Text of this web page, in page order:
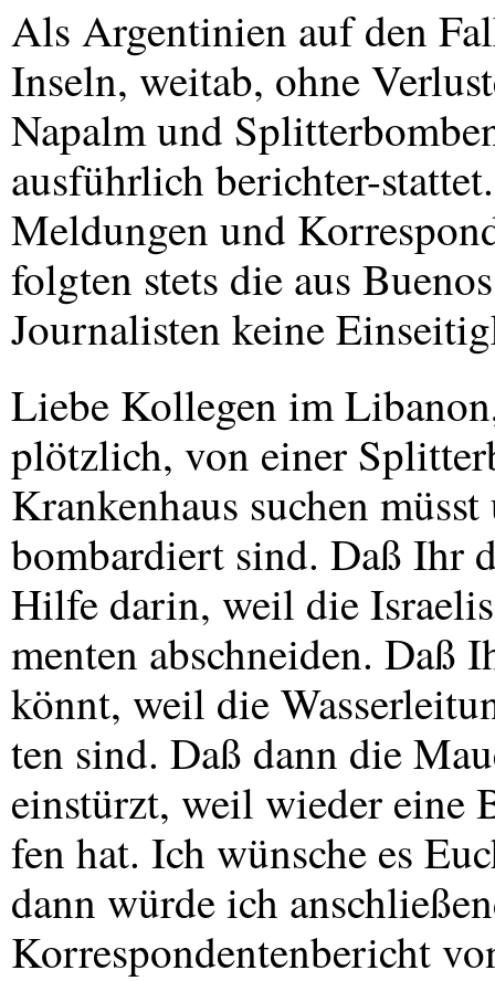
Als Argentinien auf den
Inseln, weitab, ohne
Napalm und
ausführlich berichter-
Meldungen und
folgten stets die aus
Journalisten keine
Liebe Kollegen im
plötzlich, von einer
Krankenhaus suchen
bombardiert sind. Daß Ihr
Hilfe darin, weil die
menten abschneiden. Daß
könnt, weil die
ten sind. Daß dann die
einstürzt, weil wieder eine
fen hat. Ich wünsche es
dann würde ich
Korrespondentenbericht